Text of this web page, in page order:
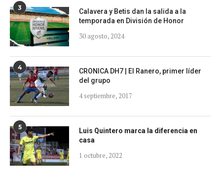
3
Calavera y Betis dan la salida a la
temporada en División de Honor
30 agosto, 2024
4
CRONICA DH7 | El Ranero, primer líder
del grupo
4 septiembre, 2017
5
Luis Quintero marca la diferencia en
casa
1 octubre, 2022